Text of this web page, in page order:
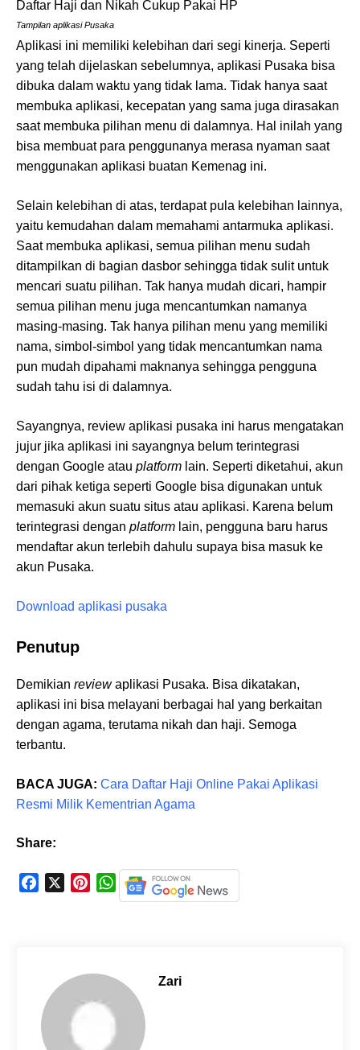
Tampilan aplikasi Pusaka
Aplikasi ini memiliki kelebihan dari segi kinerja. Seperti
yang telah dijelaskan sebelumnya, aplikasi Pusaka bisa
dibuka dalam waktu yang tidak lama. Tidak hanya saat
membuka aplikasi, kecepatan yang sama juga dirasakan
saat membuka pilihan menu di dalamnya. Hal inilah yang
bisa membuat para penggunanya merasa nyaman saat
menggunakan aplikasi buatan Kemenag ini.
Selain kelebihan di atas, terdapat pula kelebihan lainnya,
yaitu kemudahan dalam memahami antarmuka aplikasi.
Saat membuka aplikasi, semua pilihan menu sudah
ditampilkan di bagian dasbor sehingga tidak sulit untuk
mencari suatu pilihan. Tak hanya mudah dicari, hampir
semua pilihan menu juga mencantumkan namanya
masing-masing. Tak hanya pilihan menu yang memiliki
nama, simbol-simbol yang tidak mencantumkan nama
pun mudah dipahami maknanya sehingga pengguna
sudah tahu isi di dalamnya.
Sayangnya, review aplikasi pusaka ini harus mengatakan
jujur jika aplikasi ini sayangnya belum terintegrasi
dengan Google atau platform lain. Seperti diketahui, akun
dari pihak ketiga seperti Google bisa digunakan untuk
memasuki akun suatu situs atau aplikasi. Karena belum
terintegrasi dengan platform lain, pengguna baru harus
mendaftar akun terlebih dahulu supaya bisa masuk ke
akun Pusaka.
Download aplikasi pusaka
Penutup
Demikian reviewaplikasi Pusaka. Bisa dikatakan,
aplikasi ini bisa melayani berbagai hal yang berkaitan
dengan agama, terutama nikah dan haji. Semoga
terbantu.
BACA JUGA: Cara Daftar Haji Online Pakai Aplikasi
Resmi Milik Kementrian Agama
Share:
k
W
h
A
Zari